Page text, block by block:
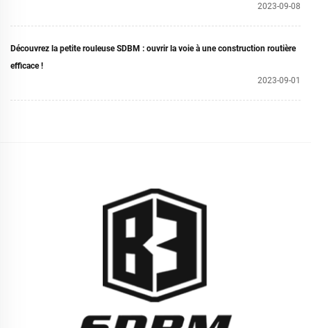
2023-09-08
Découvrez la petite rouleuse SDBM : ouvrir la voie à une construction routière
efficace !
2023-09-01